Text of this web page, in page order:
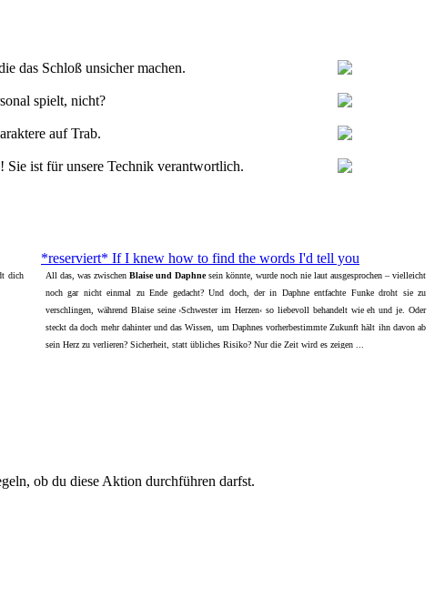
das Schloß unsicher machen.
spielt, nicht?
auf Trab.
Sie ist für unsere Technik verantwortlich.
dich
*reserviert* If I knew how to find the words I'd tell you
All das, was zwischen Blaise und Daphnesein könnte, wurde noch nie laut ausgesprochen – vielleicht
noch gar nicht einmal zu Ende gedacht? Und doch, der in Daphne entfachte Funke droht sie zu
verschlingen, während Blaise seine ›Schwester im Herzen‹ so liebevoll behandelt wie eh und je. Oder
steckt da doch mehr dahinter und das Wissen, um Daphnes vorherbestimmte Zukunft hält ihn davon ab
sein Herz zu verlieren? Sicherheit, statt übliches Risiko? Nur die Zeit wird es zeigen ...
ob du diese Aktion durchführen darfst.